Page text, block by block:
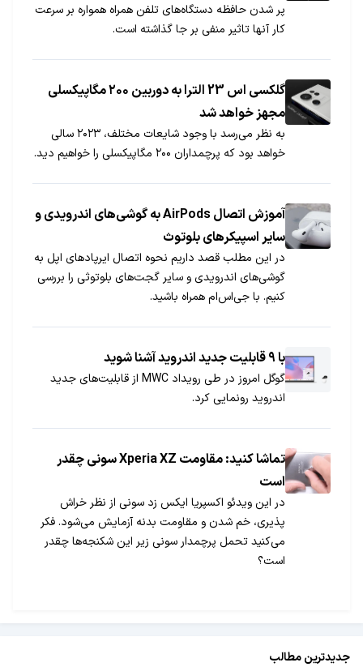
این وسیله بتوانید از سرعت بیشتری استفاده
کنید
پر شدن حافظه دستگاه‌های تلفن همراه همواره بر سرعت
کار آنها تاثیر منفی بر جا گذاشته است.
گلکسی اس 23 الترا به دوربین ۲۰۰ مگاپیکسلی
مجهز خواهد شد
به نظر می‌رسد با وجود شایعات مختلف، ۲۰۲۳ سالی
خواهد بود که پرچمداران ۲۰۰ مگاپیکسلی را خواهیم دید.
آموزش اتصال AirPods به گوشی‌های اندرویدی و
سایر اسپیکرهای بلوتوث
در این مطلب قصد داریم نحوه اتصال ایرپادهای اپل به
گوشی‌های اندرویدی و سایر گجت‌های بلوتوثی را بررسی
کنیم. با جی‌اس‌ام همراه باشید.
با ۹ قابلیت جدید اندروید آشنا شوید
گوگل امروز در طی رویداد MWC از قابلیت‌های جدید
اندروید رونمایی کرد.
تماشا کنید: مقاومت Xperia XZ سونی چقدر
است
در این ویدئو اکسپریا ایکس زد سونی از نظر خراش
پذیری، خم شدن و مقاومت بدنه آزمایش می‌شود. فکر
می‌کنید تحمل پرچمدار سونی زیر این شکنجه‌ها چقدر
است؟
جدیدترین مطالب